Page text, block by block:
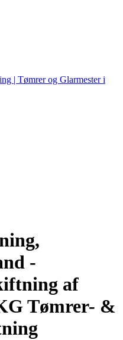
-
af
Tømrer- &